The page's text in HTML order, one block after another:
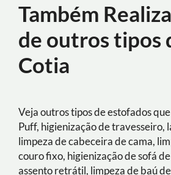
Também
de outros tipos
Cotia
Veja outros tipos de estofados
Puff, higienização de travesseiro,
limpeza de cabeceira de cama,
couro fixo, higienização de sofá
assento retrátil, limpeza de baú